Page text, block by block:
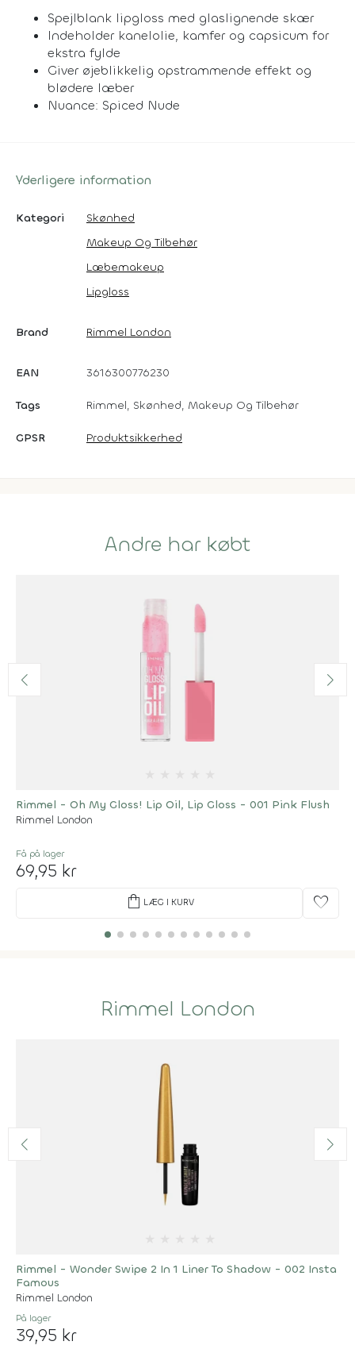
Spejlblank lipgloss med glaslignende skær
Indeholder kanelolie, kamfer og capsicum for
ekstra fylde
Giver øjeblikkelig opstrammende effekt og
blødere læber
Nuance: Spiced Nude
Yderligere information
Kategori
Skønhed
Makeup Og Tilbehør
Læbemakeup
Lipgloss
Brand Rimmel London
EAN 3616300776230
Tags Rimmel, Skønhed, Makeup Og Tilbehør
GPSR Produktsikkerhed
Andre har købt
Rimmel - Oh My Gloss! Lip Oil, Lip Gloss - 001 Pink Flush
Rimmel London
Få på lager
69,95 kr
shopping_bag LÆG I KURV favorite
Rimmel London
Rimmel - Wonder Swipe 2 In 1 Liner To Shadow - 002 Insta
Famous
Rimmel London
På lager
39,95 kr